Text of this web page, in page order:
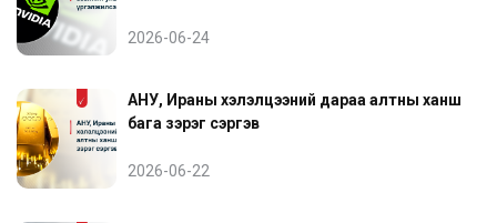
2026-06-24
АНУ, Ираны хэлэлцээний дараа алтны ханш
бага зэрэг сэргэв
2026-06-22